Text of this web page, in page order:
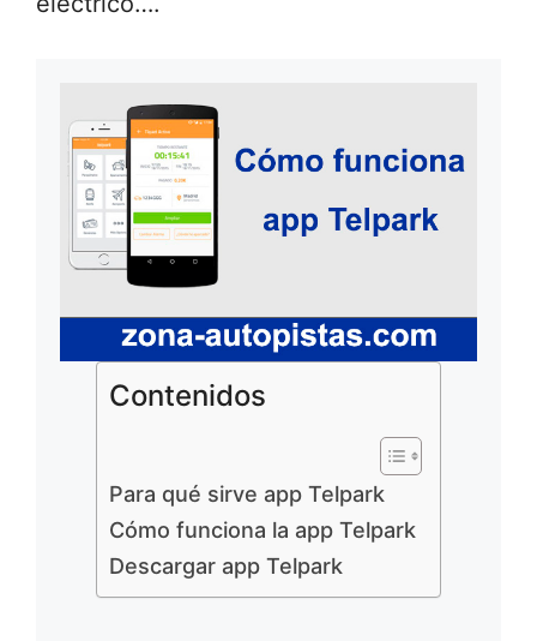
Contenidos
Para qué sirve app Telpark
Cómo funciona la app Telpark
Descargar app Telpark